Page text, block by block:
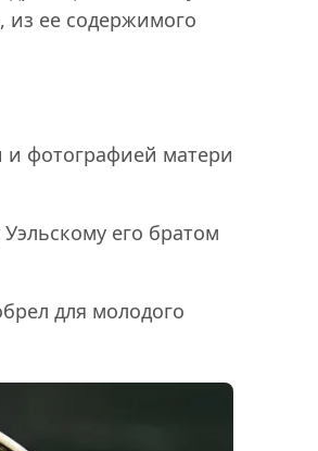
из ее содержимого
фотографией матери
его братом
для молодого